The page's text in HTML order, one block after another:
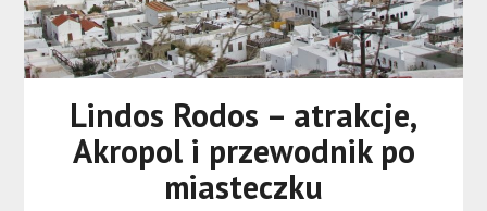
Lindos Rodos – atrakcje,
Akropol i przewodnik po
miasteczku